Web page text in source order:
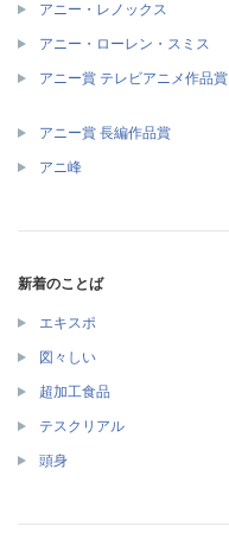
アニー・レノックス
アニー・ローレン・スミス
アニー賞 テレビアニメ作品賞
アニー賞 長編作品賞
アニ峰
新着のことば
エキスポ
図々しい
超加工食品
テスクリアル
頭身